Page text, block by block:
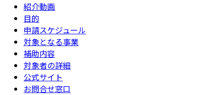
紹介動画
目的
申請スケジュール
対象となる事業
補助内容
対象者の詳細
公式サイト
お問合せ窓口